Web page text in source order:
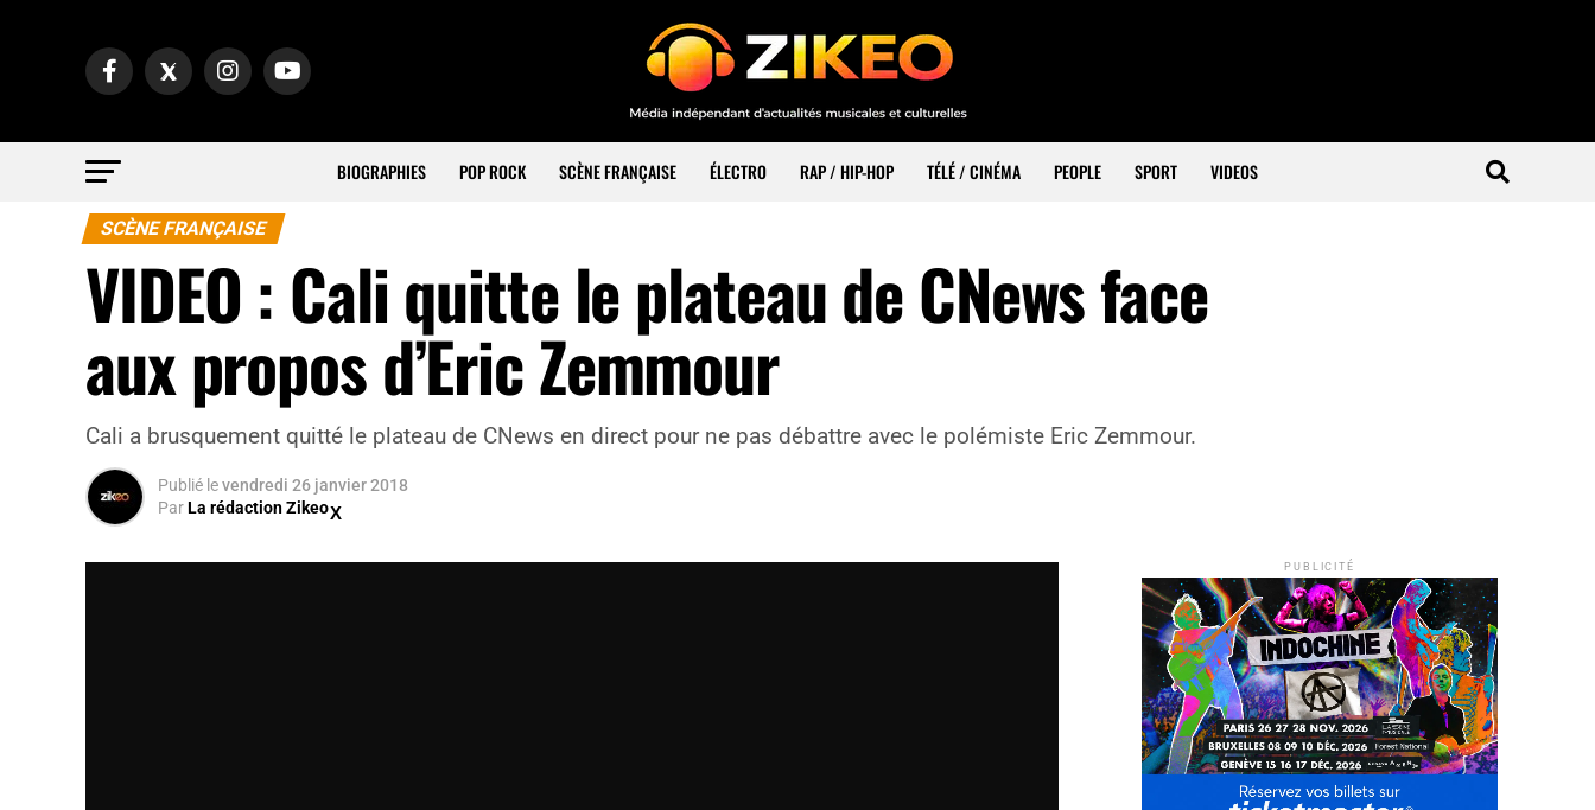
BIOGRAPHIES POP ROCK SCÈNE FRANÇAISE ÉLECTRO RAP / HIP-HOP TÉLÉ / CINÉMA PEOPLE SPORT VIDEOS
SCÈNE FRANÇAISE
VIDEO : Cali quitte le plateau de CNews face
aux propos d’Eric Zemmour
Cali a brusquement quitté le plateau de CNews en direct pour ne pas débattre avec le polémiste Eric Zemmour.
Publié levendredi 26 janvier 2018
ParLa rédaction Zikeo
PUBLICITÉ